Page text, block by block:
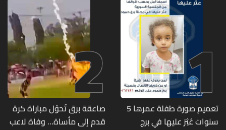
1
تعميم صورة طفلة عمرها 5
سنوات عُثِرَ عليها في برج
2
صاعقة برق تُحوّل مباراة كرة
قدم إلى مأساة... وفاة لاعب